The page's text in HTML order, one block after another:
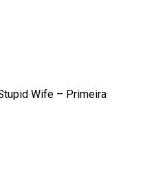
Wife – Primeira